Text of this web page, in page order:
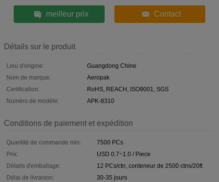
meilleur prix Contact
Détails sur le produit
Lieu d'origine:
Guangdong Chine
Nom de marque:
Aeropak
Certification:
RoHS, REACH, ISO9001, SGS
Numéro de modèle:
APK-8310
Conditions de paiement et expédition
Quantité de commande min:
7500 PCs
Prix:
USD 0.7~1.0 / Piece
Détails d'emballage:
12 PCs/ctn, conteneur de 2500 ctns/20ft
Délai de livraison:
30-35 jours